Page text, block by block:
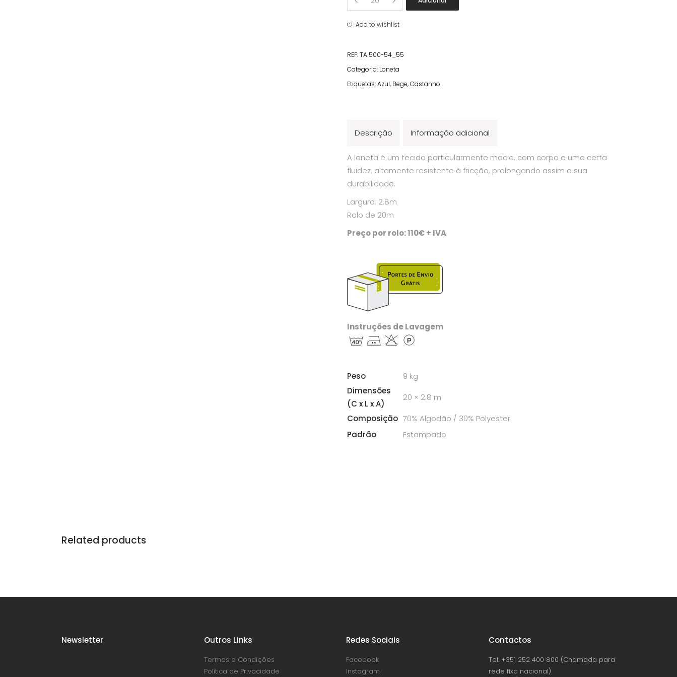
Estampada
Flores
Add to wishlist
REF:TA 500-54_55
Categoria: Loneta
Etiquetas:Azul, Bege,Castanho
Descrição Informação adicional
A loneta é um tecido particularmente macio, com corpo e uma certa
fluidez, altamente resistente à fricção, prolongando assim a sua
durabilidade.
Largura: 2.8m
Rolo de 20m
Preço por rolo: 110€ + IVA
Instruções de Lavagem
Peso
9 kg
Dimensões
(C x L x A)
20 × 2.8 m
Composição 70% Algodão / 30% Polyester
Padrão
Estampado
Related products
Newsletter Outros Links
Termos e Condições
Política de Privacidade
Redes Sociais
Facebook
Instagram
Contactos
Tel. +351 252 400 800 (Chamada para
rede fixa nacional)